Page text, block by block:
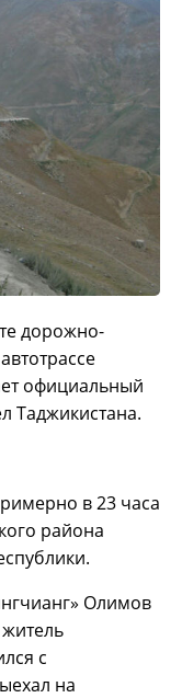
дорожно-
официальный
Таджикистана.
в 23 часа
района
Олимов
с
на